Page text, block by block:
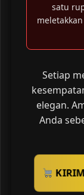
satu
Setiap
elegan.
Anda